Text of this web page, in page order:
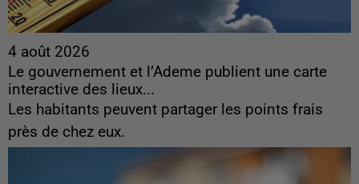
4 août 2026
Le gouvernement et l’Ademe publient une carte
interactive des lieux...
Les habitants peuvent partager les points frais
près de chez eux.